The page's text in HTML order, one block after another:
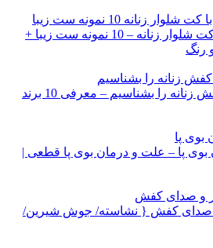
ست کردن کفش با کت شلوار زنانه – 10 نمونه ست زیبا +
رنگ
محبوب ترین برند کفش زنانه را بشناسیم – معرفی 10 برند
بوی پا – علت و درمان بوی پا قطعی |
و صدای کفش { نشاسته/ جوش شیرین/